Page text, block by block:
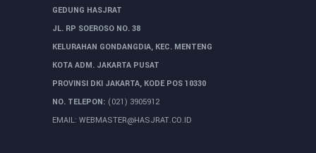
GEDUNG HASJRAT
JL. RP SOEROSO NO. 38
KELURAHAN GONDANGDIA, KEC. MENTENG
KOTA ADM. JAKARTA PUSAT
PROVINSI DKI JAKARTA, KODE POS 10330
NO. TELEPON: (021) 3905912
EMAIL: WEBMASTER@HASJRAT.CO.ID